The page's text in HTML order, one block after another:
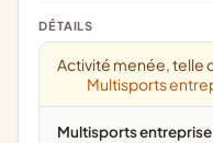
DÉTAILS
Activité menée, telle
Multisports
Multisports entreprise